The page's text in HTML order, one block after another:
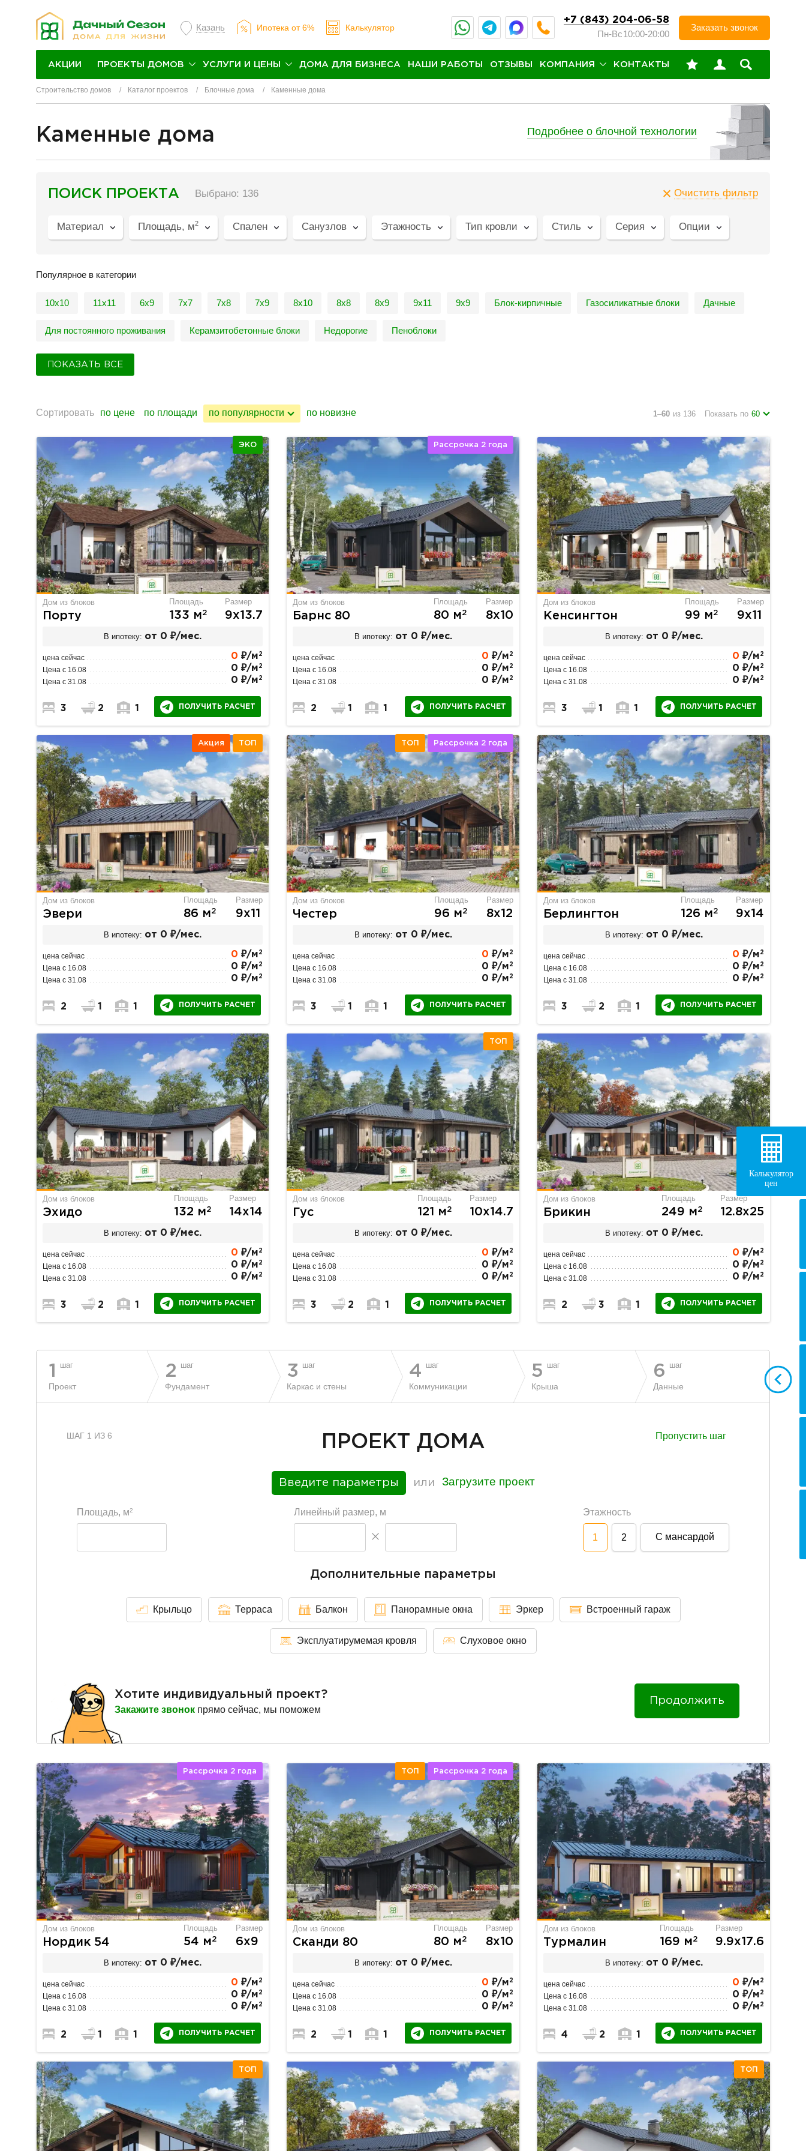
Казань Ипотека от 6% Калькулятор
+7 (843) 204-06-58
Пн-Вс10:00-20:00
Заказать звонок
АКЦИИ ПРОЕКТЫ ДОМОВ УСЛУГИ И ЦЕНЫ ДОМА ДЛЯ БИЗНЕСА НАШИ РАБОТЫ ОТЗЫВЫ КОМПАНИЯ КОНТАКТЫ
Строительство домов Каталог проектов Блочные дома Каменные дома
Каменные дома Подробнее о блочной технологии
ПОИСК ПРОЕКТА Выбрано: 136 Очистить фильтр
Материал Площадь, м2 Спален Санузлов Этажность Тип кровли Стиль Серия Опции
Популярное в категории
10х10 11х11 6х9 7х7 7х8 7х9 8х10 8х8 8х9 9х11 9х9 Блок-кирпичные Газосиликатные блоки Дачные
Для постоянного проживания Керамзитобетонные блоки Недорогие Пеноблоки
ПОКАЗАТЬ ВСЕ
Сортировать по цене по площади по популярности по новизне 1–60 из 136 Показать по 60
ЭКО
Дом из блоков
Порту
Площадь
133 м2
Размер
9х13.7
В ипотеку: от 0 ₽/мес.
цена сейчас 0 ₽/м 2
Цена с 16.08 0 ₽/м 2
Цена с 31.08 0 ₽/м 2
3 2 1 ПОЛУЧИТЬ РАСЧЕТ
Рассрочка 2 года
Дом из блоков
Барнс 80
Площадь
80 м2
Размер
8х10
В ипотеку: от 0 ₽/мес.
цена сейчас 0 ₽/м 2
Цена с 16.08 0 ₽/м 2
Цена с 31.08 0 ₽/м 2
2 1 1 ПОЛУЧИТЬ РАСЧЕТ
Дом из блоков
Кенсингтон
Площадь
99 м2
Размер
9х11
В ипотеку: от 0 ₽/мес.
цена сейчас 0 ₽/м 2
Цена с 16.08 0 ₽/м 2
Цена с 31.08 0 ₽/м 2
3 1 1 ПОЛУЧИТЬ РАСЧЕТ
Акция ТОП
Дом из блоков
Эвери
Площадь
86 м2
Размер
9х11
В ипотеку: от 0 ₽/мес.
цена сейчас 0 ₽/м 2
Цена с 16.08 0 ₽/м 2
Цена с 31.08 0 ₽/м 2
2 1 1 ПОЛУЧИТЬ РАСЧЕТ
ТОП Рассрочка 2 года
Дом из блоков
Честер
Площадь
96 м2
Размер
8х12
В ипотеку: от 0 ₽/мес.
цена сейчас 0 ₽/м 2
Цена с 16.08 0 ₽/м 2
Цена с 31.08 0 ₽/м 2
3 1 1 ПОЛУЧИТЬ РАСЧЕТ
Дом из блоков
Берлингтон
Площадь
126 м2
Размер
9х14
В ипотеку: от 0 ₽/мес.
цена сейчас 0 ₽/м 2
Цена с 16.08 0 ₽/м 2
Цена с 31.08 0 ₽/м 2
3 2 1 ПОЛУЧИТЬ РАСЧЕТ
Дом из блоков
Эхидо
Площадь
132 м2
Размер
14х14
В ипотеку: от 0 ₽/мес.
цена сейчас 0 ₽/м 2
Цена с 16.08 0 ₽/м 2
Цена с 31.08 0 ₽/м 2
3 2 1 ПОЛУЧИТЬ РАСЧЕТ
ТОП
Дом из блоков
Гус
Площадь
121 м2
Размер
10х14.7
В ипотеку: от 0 ₽/мес.
цена сейчас 0 ₽/м 2
Цена с 16.08 0 ₽/м 2
Цена с 31.08 0 ₽/м 2
3 2 1 ПОЛУЧИТЬ РАСЧЕТ
Дом из блоков
Брикин
Площадь
249 м2
Размер
12.8х25
В ипотеку: от 0 ₽/мес.
цена сейчас 0 ₽/м 2
Цена с 16.08 0 ₽/м 2
Цена с 31.08 0 ₽/м 2
2 3 1 ПОЛУЧИТЬ РАСЧЕТ
1 шаг
Проект
2 шаг
Фундамент
3 шаг
Каркас и стены
4 шаг
Коммуникации
5 шаг
Крыша
6 шаг
Данные
ШАГ 1 ИЗ 6 ПРОЕКТ ДОМА Пропустить шаг
Введите параметры или Загрузите проект
Площадь, м2 Линейный размер, м Этажность
1 2 С мансардой
Дополнительные параметры
Крыльцо Терраса Балкон Панорамные окна Эркер Встроенный гараж
Эксплуатирумемая кровля Слуховое окно
Хотите индивидуальный проект?
Закажите звонок прямо сейчас, мы поможем
Продолжить
Рассрочка 2 года
Дом из блоков
Нордик 54
Площадь
54 м2
Размер
6х9
В ипотеку: от 0 ₽/мес.
цена сейчас 0 ₽/м 2
Цена с 16.08 0 ₽/м 2
Цена с 31.08 0 ₽/м 2
2 1 1 ПОЛУЧИТЬ РАСЧЕТ
ТОП Рассрочка 2 года
Дом из блоков
Сканди 80
Площадь
80 м2
Размер
8х10
В ипотеку: от 0 ₽/мес.
цена сейчас 0 ₽/м 2
Цена с 16.08 0 ₽/м 2
Цена с 31.08 0 ₽/м 2
2 1 1 ПОЛУЧИТЬ РАСЧЕТ
Дом из блоков
Турмалин
Площадь
169 м2
Размер
9.9х17.6
В ипотеку: от 0 ₽/мес.
цена сейчас 0 ₽/м 2
Цена с 16.08 0 ₽/м 2
Цена с 31.08 0 ₽/м 2
4 2 1 ПОЛУЧИТЬ РАСЧЕТ
ТОП ТОП
Калькулятор
цен